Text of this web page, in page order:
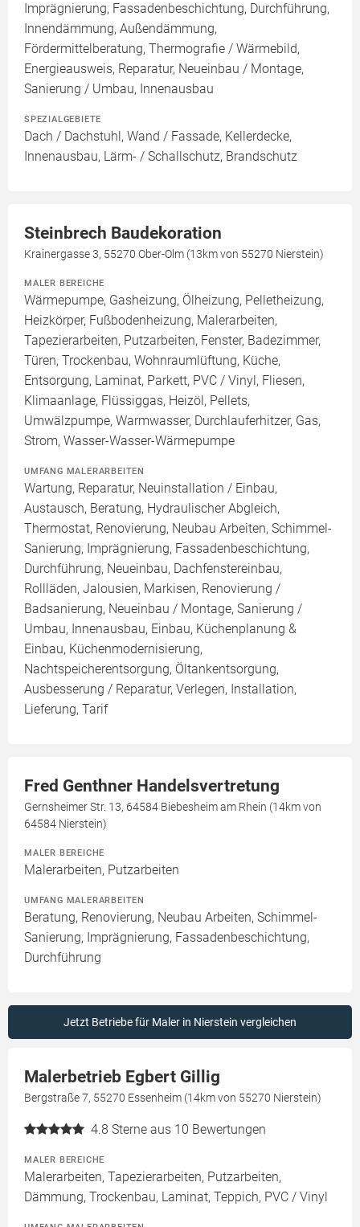
Imprägnierung, Fassadenbeschichtung, Durchführung,
Innendämmung, Außendämmung,
Fördermittelberatung, Thermografie / Wärmebild,
Energieausweis, Reparatur, Neueinbau / Montage,
Sanierung / Umbau, Innenausbau
SPEZIALGEBIETE
Dach / Dachstuhl, Wand / Fassade, Kellerdecke,
Innenausbau, Lärm- / Schallschutz, Brandschutz
Steinbrech Baudekoration
Krainergasse 3, 55270 Ober-Olm (13km von 55270 Nierstein)
MALER BEREICHE
Wärmepumpe, Gasheizung, Ölheizung, Pelletheizung,
Heizkörper, Fußbodenheizung, Malerarbeiten,
Tapezierarbeiten, Putzarbeiten, Fenster, Badezimmer,
Türen, Trockenbau, Wohnraumlüftung, Küche,
Entsorgung, Laminat, Parkett, PVC / Vinyl, Fliesen,
Klimaanlage, Flüssiggas, Heizöl, Pellets,
Umwälzpumpe, Warmwasser, Durchlauferhitzer, Gas,
Strom, Wasser-Wasser-Wärmepumpe
UMFANG MALERARBEITEN
Wartung, Reparatur, Neuinstallation / Einbau,
Austausch, Beratung, Hydraulischer Abgleich,
Thermostat, Renovierung, Neubau Arbeiten, Schimmel-
Sanierung, Imprägnierung, Fassadenbeschichtung,
Durchführung, Neueinbau, Dachfenstereinbau,
Rollläden, Jalousien, Markisen, Renovierung /
Badsanierung, Neueinbau / Montage, Sanierung /
Umbau, Innenausbau, Einbau, Küchenplanung &
Einbau, Küchenmodernisierung,
Nachtspeicherentsorgung, Öltankentsorgung,
Ausbesserung / Reparatur, Verlegen, Installation,
Lieferung, Tarif
Fred Genthner Handelsvertretung
Gernsheimer Str. 13, 64584 Biebesheim am Rhein (14km von
64584 Nierstein)
MALER BEREICHE
Malerarbeiten, Putzarbeiten
UMFANG MALERARBEITEN
Beratung, Renovierung, Neubau Arbeiten, Schimmel-
Sanierung, Imprägnierung, Fassadenbeschichtung,
Durchführung
Jetzt Betriebe für Maler in Nierstein vergleichen
Malerbetrieb Egbert Gillig
Bergstraße 7, 55270 Essenheim (14km von 55270 Nierstein)
4.8 Sterne aus 10 Bewertungen
MALER BEREICHE
Malerarbeiten, Tapezierarbeiten, Putzarbeiten,
Dämmung, Trockenbau, Laminat, Teppich, PVC / Vinyl